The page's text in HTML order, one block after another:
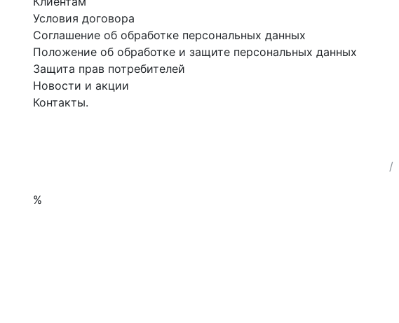
Условия договора
Соглашение об обработке персональных данных
Положение об обработке и защите персональных данных
Защита прав потребителей
Новости и акции
Контакты.
%